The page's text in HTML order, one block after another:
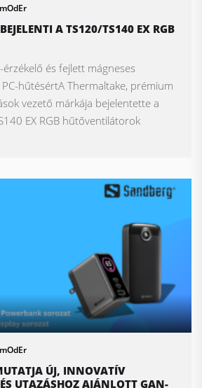
A TS120/TS140 EX RGB
és fejlett mágneses
hűtésértA Thermaltake, prémium
vezető márkája bejelentette a
EX RGB hűtőventilátorok
ÚJ, INNOVATÍV
UTAZÁSHOZ AJÁNLOTT GAN-